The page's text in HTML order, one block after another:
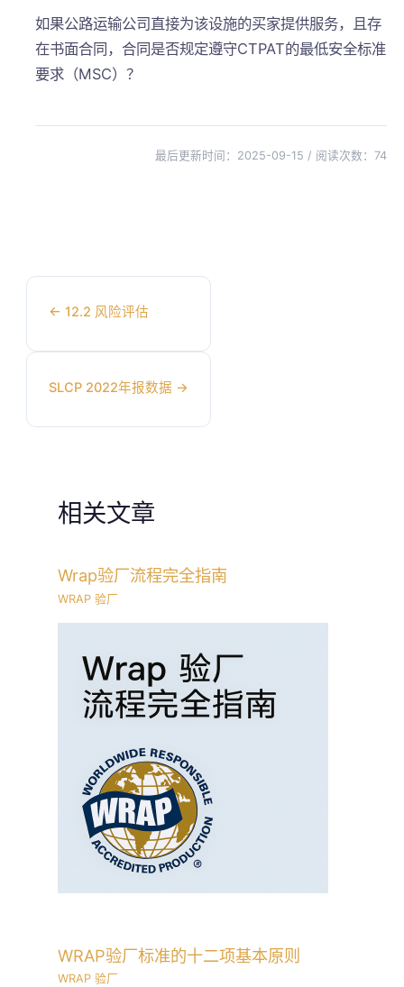
如果公路运输公司直接为该设施的买家提供服务，且存
在书面合同，合同是否规定遵守CTPAT的最低安全标准
要求（MSC）？
最后更新时间：2025-09-15 / 阅读次数：74
← 12.2 风险评估
SLCP 2022年报数据 →
相关文章
Wrap验厂流程完全指南
WRAP 验厂
WRAP验厂标准的十二项基本原则
WRAP 验厂